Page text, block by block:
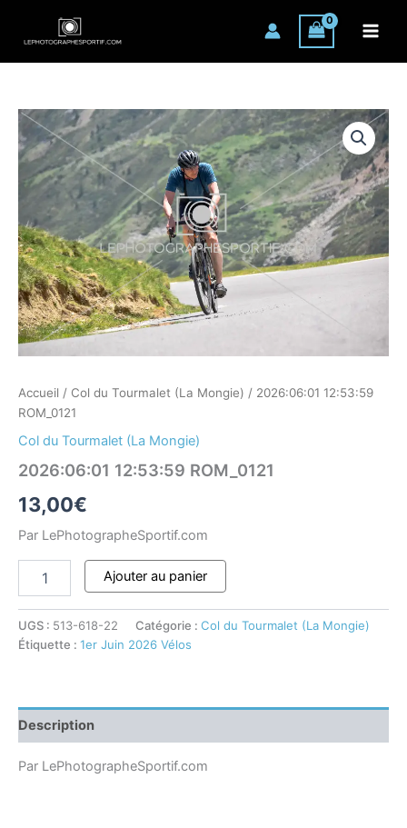
Accueil / Col du Tourmalet (La Mongie) / 2026:06:01 12:53:59
ROM_0121
Col du Tourmalet (La Mongie)
2026:06:01 12:53:59 ROM_0121
13,00€
Par LePhotographeSportif.com
quantité
de
2026:06:01
12:53:59
ROM_0121
Ajouter au panier
UGS : 513-618-22 Catégorie : Col du Tourmalet (La Mongie)
Étiquette : 1er Juin 2026 Vélos
Description
Par LePhotographeSportif.com